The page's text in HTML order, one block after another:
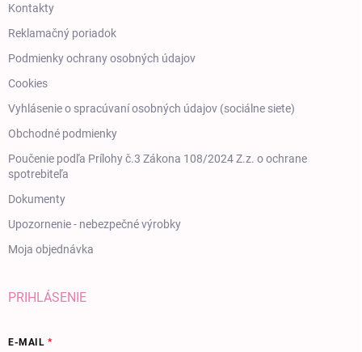
Kontakty
Reklamačný poriadok
Podmienky ochrany osobných údajov
Cookies
Vyhlásenie o spracúvaní osobných údajov (sociálne siete)
Obchodné podmienky
Poučenie podľa Prílohy č.3 Zákona 108/2024 Z.z. o ochrane
spotrebiteľa
Dokumenty
Upozornenie - nebezpečné výrobky
Moja objednávka
PRIHLÁSENIE
E-MAIL